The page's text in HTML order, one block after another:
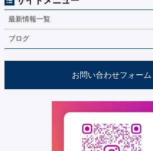
最新情報一覧
ブログ
お問い合わせフォーム